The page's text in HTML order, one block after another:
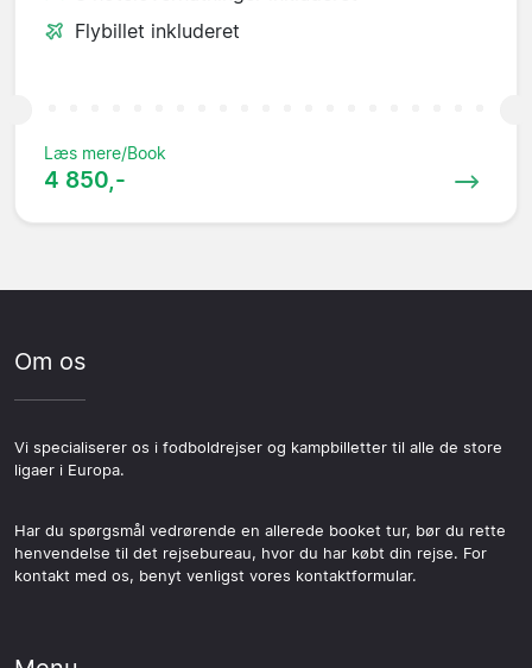
Flybillet inkluderet
Læs mere/Book
4 850,-
Om os
Vi specialiserer os i fodboldrejser og kampbilletter til alle de store
ligaer i Europa.
Har du spørgsmål vedrørende en allerede booket tur, bør du rette
henvendelse til det rejsebureau, hvor du har købt din rejse. For
kontakt med os, benyt venligst vores kontaktformular.